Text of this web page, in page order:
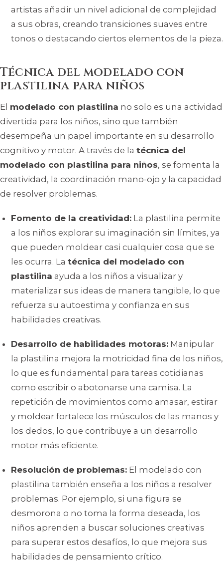
artistas añadir un nivel adicional de complejidad
a sus obras, creando transiciones suaves entre
tonos o destacando ciertos elementos de la pieza.
Técnica del modelado con
plastilina para niños
El modelado con plastilina no solo es una actividad
divertida para los niños, sino que también
desempeña un papel importante en su desarrollo
cognitivo y motor. A través de la técnica del
modelado con plastilina para niños, se fomenta la
creatividad, la coordinación mano-ojo y la capacidad
de resolver problemas.
Fomento de la creatividad:La plastilina permite
a los niños explorar su imaginación sin límites, ya
que pueden moldear casi cualquier cosa que se
les ocurra. La técnica del modelado con
plastilina ayuda a los niños a visualizar y
materializar sus ideas de manera tangible, lo que
refuerza su autoestima y confianza en sus
habilidades creativas.
Desarrollo de habilidades motoras:Manipular
la plastilina mejora la motricidad fina de los niños,
lo que es fundamental para tareas cotidianas
como escribir o abotonarse una camisa. La
repetición de movimientos como amasar, estirar
y moldear fortalece los músculos de las manos y
los dedos, lo que contribuye a un desarrollo
motor más eficiente.
Resolución de problemas:El modelado con
plastilina también enseña a los niños a resolver
problemas. Por ejemplo, si una figura se
desmorona o no toma la forma deseada, los
niños aprenden a buscar soluciones creativas
para superar estos desafíos, lo que mejora sus
habilidades de pensamiento crítico.